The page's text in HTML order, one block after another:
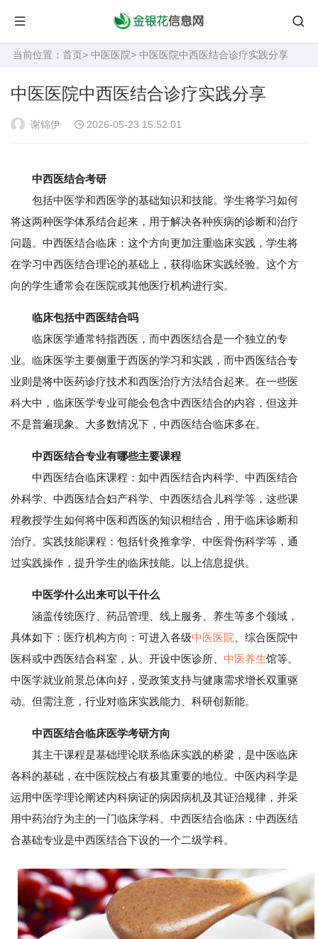
当前位置： 首页> 中医医院> 中医医院中西医结合诊疗实践分享
中医医院中西医结合诊疗实践分享
谢锦伊 2026-05-23 15:52:01
中西医结合考研
包括中医学和西医学的基础知识和技能。学生将学习如何
将这两种医学体系结合起来，用于解决各种疾病的诊断和治疗
问题。中西医结合临床：这个方向更加注重临床实践，学生将
在学习中西医结合理论的基础上，获得临床实践经验。这个方
向的学生通常会在医院或其他医疗机构进行实。
临床包括中西医结合吗
临床医学通常特指西医，而中西医结合是一个独立的专
业。临床医学主要侧重于西医的学习和实践，而中西医结合专
业则是将中医药诊疗技术和西医治疗方法结合起来。在一些医
科大中，临床医学专业可能会包含中西医结合的内容，但这并
不是普遍现象。大多数情况下，中西医结合临床多在。
中西医结合专业有哪些主要课程
中西医结合临床课程：如中西医结合内科学、中西医结合
外科学、中西医结合妇产科学、中西医结合儿科学等，这些课
程教授学生如何将中医和西医的知识相结合，用于临床诊断和
治疗。实践技能课程：包括针灸推拿学、中医骨伤科学等，通
过实践操作，提升学生的临床技能。以上信息提供。
中医学什么出来可以干什么
涵盖传统医疗、药品管理、线上服务、养生等多个领域，
具体如下：医疗机构方向：可进入各级中医医院 、综合医院中
医科或中西医结合科室，从。开设中医诊所、 中医养生馆等。
中医学就业前景总体向好，受政策支持与健康需求增长双重驱
动。但需注意，行业对临床实践能力、科研创新能。
中西医结合临床医学考研方向
其主干课程是基础理论联系临床实践的桥梁，是中医临床
各科的基础，在中医院校占有极其重要的地位。中医内科学是
运用中医学理论阐述内科病证的病因病机及其证治规律，并采
用中药治疗为主的一门临床学科。中西医结合临床：中西医结
合基础专业是中西医结合下设的一个二级学科。